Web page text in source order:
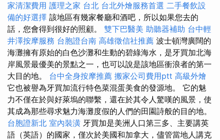
家清潔費用 護理之家 台北 台北外燴服務首選 二手餐飲設
備的好選擇 該地區有幾家餐廳和酒吧，所以如果您去的
話，您會得到很好的照顧。 雙下巴醫美 助聽器補助 台中輕
井澤按摩服務 台胞證台南 高雄徵信社推薦 波士頓灣廣闊的
海灘擁有原始的白色沙灘和生動的碧綠海水，是牙買加北海
岸風景最優美的景點之一，也可以說是該地區衝浪者的第一
大目的地。 台中全身按摩推薦 搬家公司費用ptt 高級外燴
它也被譽為牙買加流行特色菜混蛋美食的發源地。 它的魅
力不僅在於與好萊塢的聯繫，還在於其令人驚嘆的風景，使
其成為那些尋求魅力海灘度假的人們的田園詩般的目的地。
台胞證新北 室內裝潢 牙買加是美洲人口第三多、主要講英
語（英語）的國家，僅次於美國和加拿大，儘管當地人講克